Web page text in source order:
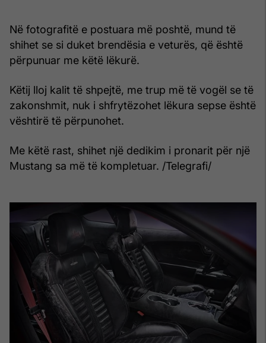
Në fotografitë e postuara më poshtë, mund të
shihet se si duket brendësia e veturës, që është
përpunuar me këtë lëkurë.
Këtij lloj kalit të shpejtë, me trup më të vogël se të
zakonshmit, nuk i shfrytëzohet lëkura sepse është
vështirë të përpunohet.
Me këtë rast, shihet një dedikim i pronarit për një
Mustang sa më të kompletuar. /Telegrafi/